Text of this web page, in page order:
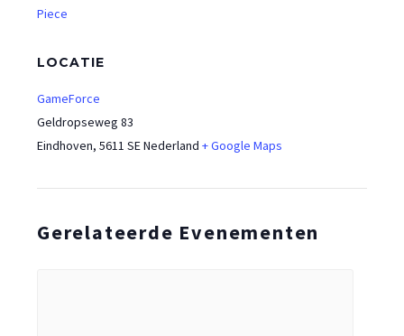
Piece
LOCATIE
GameForce
Geldropseweg 83
Eindhoven, 5611 SENederland + Google Maps
Gerelateerde Evenementen